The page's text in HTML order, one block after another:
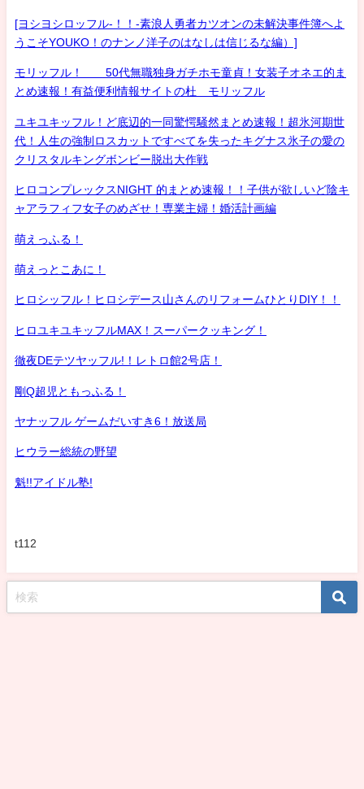
[ヨシヨシロッフル-！！-素浪人勇者カツオンの未解決事件簿へよ
うこそYOUKO！のナンノ洋子のはなしは信じるな編）]
モリッフル！ 50代無職独身ガチホモ童貞！女装子オネエ的ま
とめ速報！有益便利情報サイトの杜 モリッフル
ユキユキッフル！ど底辺的一同驚愕騒然まとめ速報！超氷河期世
代！人生の強制ロスカットですべてを失ったキグナス氷子の愛の
クリスタルキングボンビー脱出大作戦
ヒロコンプレックスNIGHT 的まとめ速報！！子供が欲しいど陰キ
ャアラフィフ女子のめざせ！専業主婦！婚活計画編
萌えっふる！
萌えっとこあに！
ヒロシッフル！ヒロシデース山さんのリフォームひとりDIY！！
ヒロユキユキッフルMAX！スーパークッキング！
徹夜DEテツヤッフル!！レトロ館2号店！
剛Q超児ともっふる！
ヤナッフル ゲームだいすき6！放送局
ヒウラー総統の野望
魁!!アイドル塾!
t112